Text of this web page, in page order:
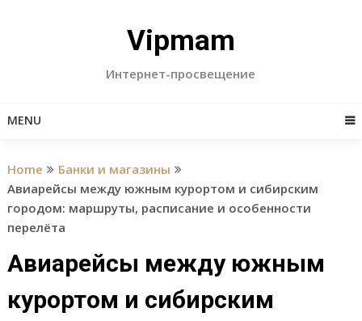
Vipmam
Интернет-просвещение
MENU
Home
Банки и магазины
Авиарейсы между южным курортом и сибирским
городом: маршруты, расписание и особенности
перелёта
Авиарейсы между южным
курортом и сибирским